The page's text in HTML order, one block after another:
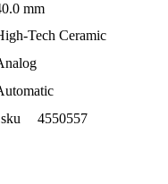
mm
Tech Ceramic
4550557